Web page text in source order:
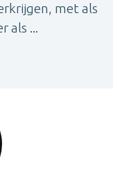
met als
als ...